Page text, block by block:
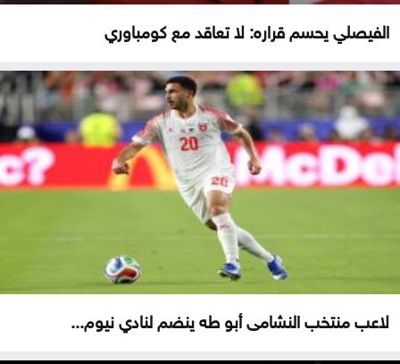
الفيصلي يحسم قراره: لا تعاقد مع كومباوري
لاعب منتخب النشامى أبو طه ينضم لنادي نيوم...